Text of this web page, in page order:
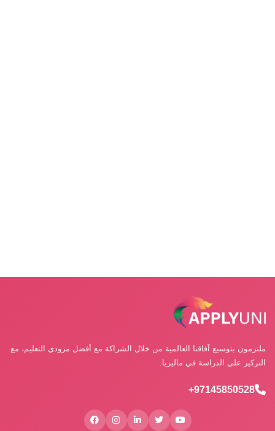
ملتزمون بتوسيع آفاقنا العالمية من خلال الشراكة مع أفضل مزودي التعليم، مع
التركيز على الدراسة في ماليزيا.
97145850528+